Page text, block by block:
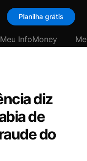
Planilha grátis
Meu InfoMoney
diz
de
do